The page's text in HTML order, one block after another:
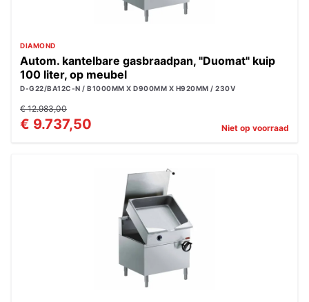
DIAMOND
Autom. kantelbare gasbraadpan, "Duomat" kuip
100 liter, op meubel
D-G22/BA12C-N / B1000MM X D900MM X H920MM / 230V
€ 12.983,00
€ 9.737,50 Niet op voorraad